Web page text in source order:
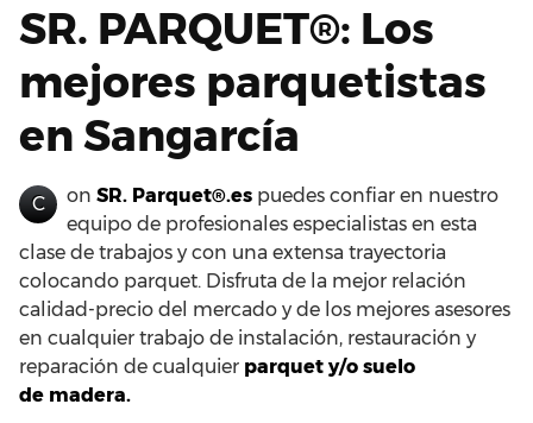
SR. PARQUET®: Los
mejores parquetistas
en Sangarcía
C on SR. Parquet®.es puedes confiar en nuestro
equipo de profesionales especialistas en esta
clase de trabajos y con una extensa trayectoria
colocando parquet. Disfruta de la mejor relación
calidad-precio del mercado y de los mejores asesores
en cualquier trabajo de instalación, restauración y
reparación de cualquier parquet y/o suelo
de madera.